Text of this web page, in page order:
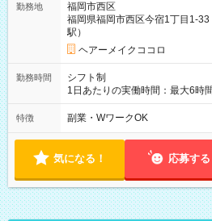
ます。 雇用形態：本採用時と同
円 ～ 1,250円
勤務地
福岡市西区
福岡県福岡市西区今宿1丁目1-
駅）
ヘアーメイクココロ
勤務時間
シフト制
1日あたりの実働時間：最大6時
45分） ◇週2日~OK！！ ◆残業レッスン一切なし ◇休みの日の
講習参加、モデルハント一切なし ☆★☆★☆★☆★☆ 上記の条件
ご希望があったらぜひご相談く
数も相談OKです！
特徴 副業・WワークOK
気になる！ 応募する